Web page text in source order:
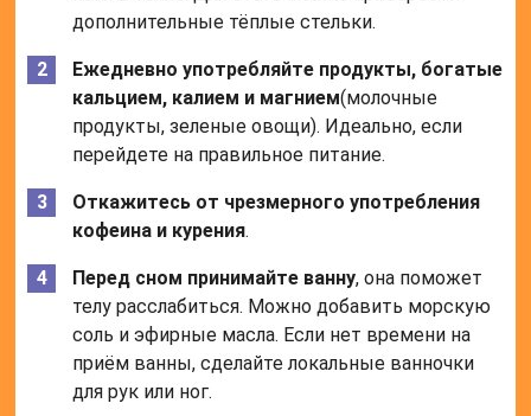
дополнительные тёплые стельки.
Ежедневно употребляйте продукты, богатые
кальцием, калием и магнием(молочные
продукты, зеленые овощи). Идеально, если
перейдете на правильное питание.
Откажитесь от чрезмерного употребления
кофеина и курения.
Перед сном принимайте ванну, она поможет
телу расслабиться. Можно добавить морскую
соль и эфирные масла. Если нет времени на
приём ванны, сделайте локальные ванночки
для рук или ног.